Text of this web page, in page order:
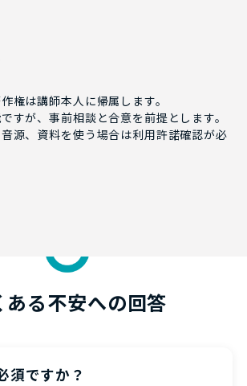
権は講師本人に帰属します。
すが、事前相談と合意を前提とします。
源、資料を使う場合は利用許諾確認が必
ある不安への回答
須ですか？